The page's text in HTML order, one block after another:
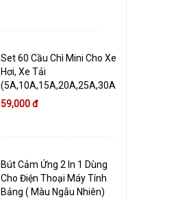
Set 60 Cầu Chì Mini Cho Xe
Hơi, Xe Tải
(5A,10A,15A,20A,25A,30A)
59,000 đ
Bút Cảm Ứng 2 In 1 Dùng
Cho Điện Thoại Máy Tính
Bảng ( Màu Ngẫu Nhiên)